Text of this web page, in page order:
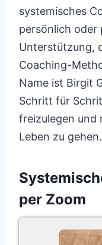
systemisches
persönlich oder
Unterstützung,
Coaching-
Name ist Birgit
Schritt für
freizulegen und
Leben zu gehen.
per Zoom